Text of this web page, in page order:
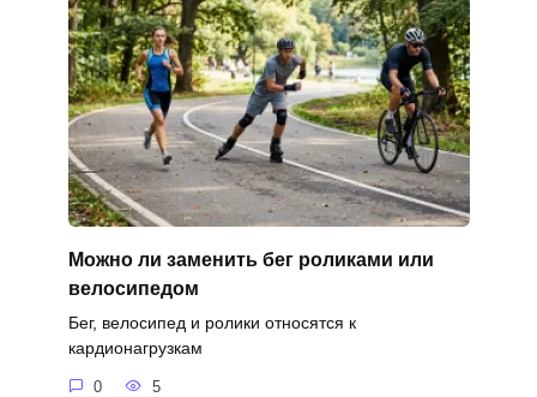
Можно ли заменить бег роликами или
велосипедом
Бег, велосипед и ролики относятся к
кардионагрузкам
0 5